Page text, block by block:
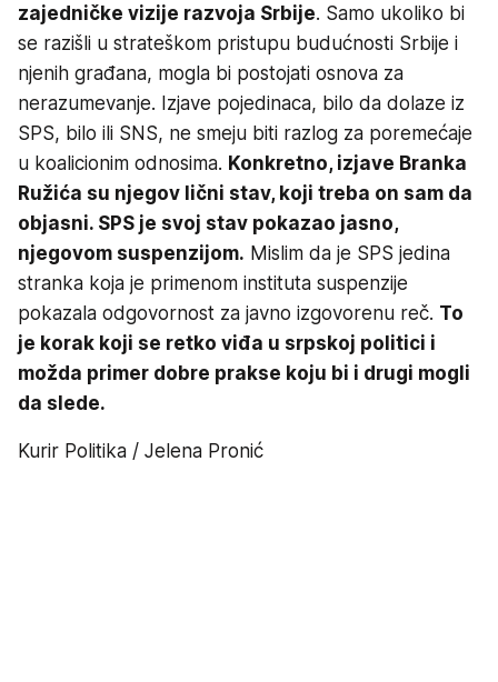
zajedničke vizije razvoja Srbije. Samo ukoliko bi
se razišli u strateškom pristupu budućnosti Srbije i
njenih građana, mogla bi postojati osnova za
nerazumevanje. Izjave pojedinaca, bilo da dolaze iz
SPS, bilo ili SNS, ne smeju biti razlog za poremećaje
u koalicionim odnosima. Konkretno, izjave Branka
Ružića su njegov lični stav, koji treba on sam da
objasni. SPS je svoj stav pokazao jasno,
njegovom suspenzijom. Mislim da je SPS jedina
stranka koja je primenom instituta suspenzije
pokazala odgovornost za javno izgovorenu reč. To
je korak koji se retko viđa u srpskoj politici i
možda primer dobre prakse koju bi i drugi mogli
da slede.
Kurir Politika / Jelena Pronić